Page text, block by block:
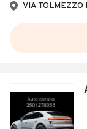
VIA TOLMEZZO